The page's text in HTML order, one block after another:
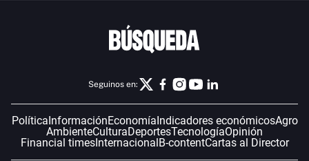
Seguinos en:
Política InformaciónEconomía Indicadores económicosAgro
AmbienteCulturaDeportesTecnologíaOpinión
Financial timesInternacional B-contentCartas al Director